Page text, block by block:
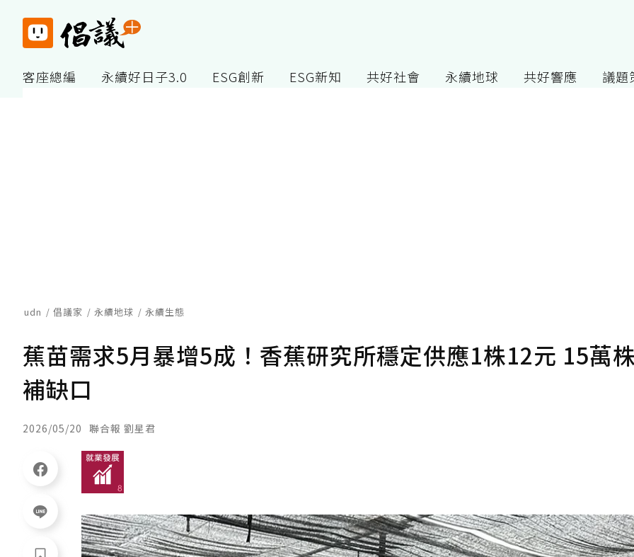
客座總編 永續好日子3.0 ESG創新 ESG新知 共好社會 永續地球 共好響應 議題
udn 倡議家 永續地球 永續生態
蕉苗需求5月暴增5成！香蕉研究所穩定供應1株12元 15萬
補缺口
2026/05/20 聯合報 劉星君